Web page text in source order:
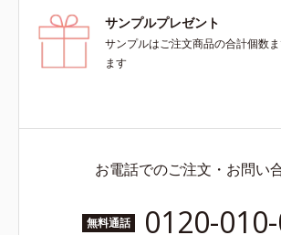
サンプルプレゼント
サンプルはご注文商品の合計個数
ます
お電話でのご注文・お問い
無料通話 0120-